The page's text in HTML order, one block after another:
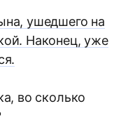
ушедшего на
Наконец, уже
во сколько